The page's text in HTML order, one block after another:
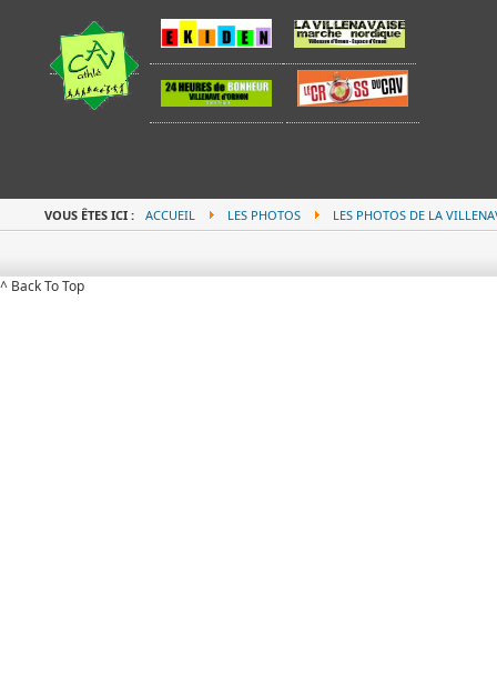
VOUS ÊTES ICI : ACCUEIL LES PHOTOS LES PHOTOS DE LA
^ Back To Top